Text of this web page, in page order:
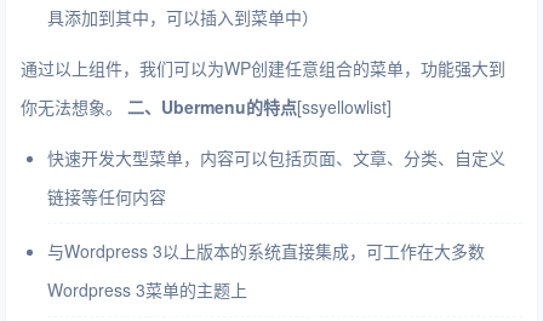
具添加到其中，可以插入到菜单中）
通过以上组件，我们可以为WP创建任意组合的菜单，功能强大到
你无法想象。二、Ubermenu的特点[ssyellowlist]
快速开发大型菜单，内容可以包括页面、文章、分类、自定义
链接等任何内容
与Wordpress 3以上版本的系统直接集成，可工作在大多数
Wordpress 3菜单的主题上